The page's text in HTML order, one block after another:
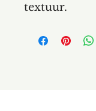
textuur.